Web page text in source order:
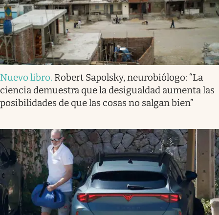
Nuevo libro. Robert Sapolsky, neurobiólogo: “La
ciencia demuestra que la desigualdad aumenta las
posibilidades de que las cosas no salgan bien”